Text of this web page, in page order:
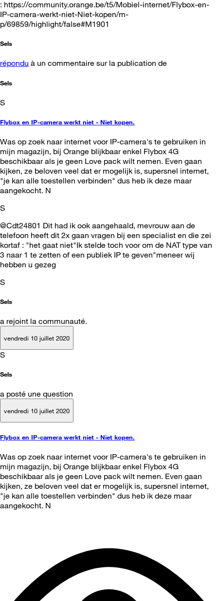
: https://community.orange.be/t5/Mobiel-internet/Flybox-en-
IP-camera-werkt-niet-Niet-kopen/m-
p/69859/highlight/false#M1901
Sels
répondu à un commentaire sur la publication de
Sels
S
Flybox en IP-camera werkt niet - Niet kopen.
Was op zoek naar internet voor IP-camera's te gebruiken in
mijn magazijn, bij Orange blijkbaar enkel Flybox 4G
beschikbaar als je geen Love pack wilt nemen. Even gaan
kijken, ze beloven veel dat er mogelijk is, supersnel internet,
"je kan alle toestellen verbinden" dus heb ik deze maar
aangekocht. N
S
@Cdt24801 Dit had ik ook aangehaald, mevrouw aan de
telefoon heeft dit 2x gaan vragen bij een specialist en die zei
kortaf : "het gaat niet"Ik stelde toch voor om de NAT type van
3 naar 1 te zetten of een publiek IP te geven"meneer wij
hebben u gezeg
S
Sels
a rejoint la communauté.
vendredi 10 juillet 2020
S
Sels
a posté une question
vendredi 10 juillet 2020
Flybox en IP-camera werkt niet - Niet kopen.
Was op zoek naar internet voor IP-camera's te gebruiken in
mijn magazijn, bij Orange blijkbaar enkel Flybox 4G
beschikbaar als je geen Love pack wilt nemen. Even gaan
kijken, ze beloven veel dat er mogelijk is, supersnel internet,
"je kan alle toestellen verbinden" dus heb ik deze maar
aangekocht. N